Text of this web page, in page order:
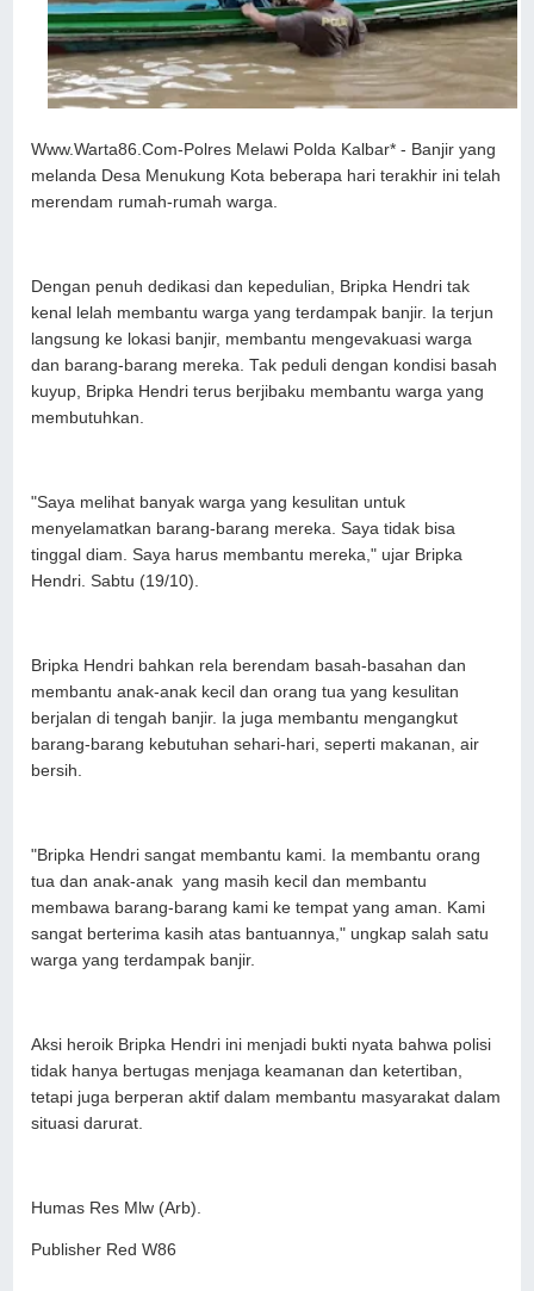
Www.Warta86.Com-Polres Melawi Polda Kalbar* - Banjir yang
melanda Desa Menukung Kota beberapa hari terakhir ini telah
merendam rumah-rumah warga.
Dengan penuh dedikasi dan kepedulian, Bripka Hendri tak
kenal lelah membantu warga yang terdampak banjir. Ia terjun
langsung ke lokasi banjir, membantu mengevakuasi warga
dan barang-barang mereka. Tak peduli dengan kondisi basah
kuyup, Bripka Hendri terus berjibaku membantu warga yang
membutuhkan.
"Saya melihat banyak warga yang kesulitan untuk
menyelamatkan barang-barang mereka. Saya tidak bisa
tinggal diam. Saya harus membantu mereka," ujar Bripka
Hendri. Sabtu (19/10).
Bripka Hendri bahkan rela berendam basah-basahan dan
membantu anak-anak kecil dan orang tua yang kesulitan
berjalan di tengah banjir. Ia juga membantu mengangkut
barang-barang kebutuhan sehari-hari, seperti makanan, air
bersih.
"Bripka Hendri sangat membantu kami. Ia membantu orang
tua dan anak-anak yang masih kecil dan membantu
membawa barang-barang kami ke tempat yang aman. Kami
sangat berterima kasih atas bantuannya," ungkap salah satu
warga yang terdampak banjir.
Aksi heroik Bripka Hendri ini menjadi bukti nyata bahwa polisi
tidak hanya bertugas menjaga keamanan dan ketertiban,
tetapi juga berperan aktif dalam membantu masyarakat dalam
situasi darurat.
Humas Res Mlw (Arb).
Publisher Red W86